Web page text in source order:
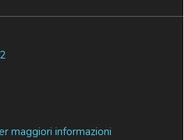
maggiori informazioni